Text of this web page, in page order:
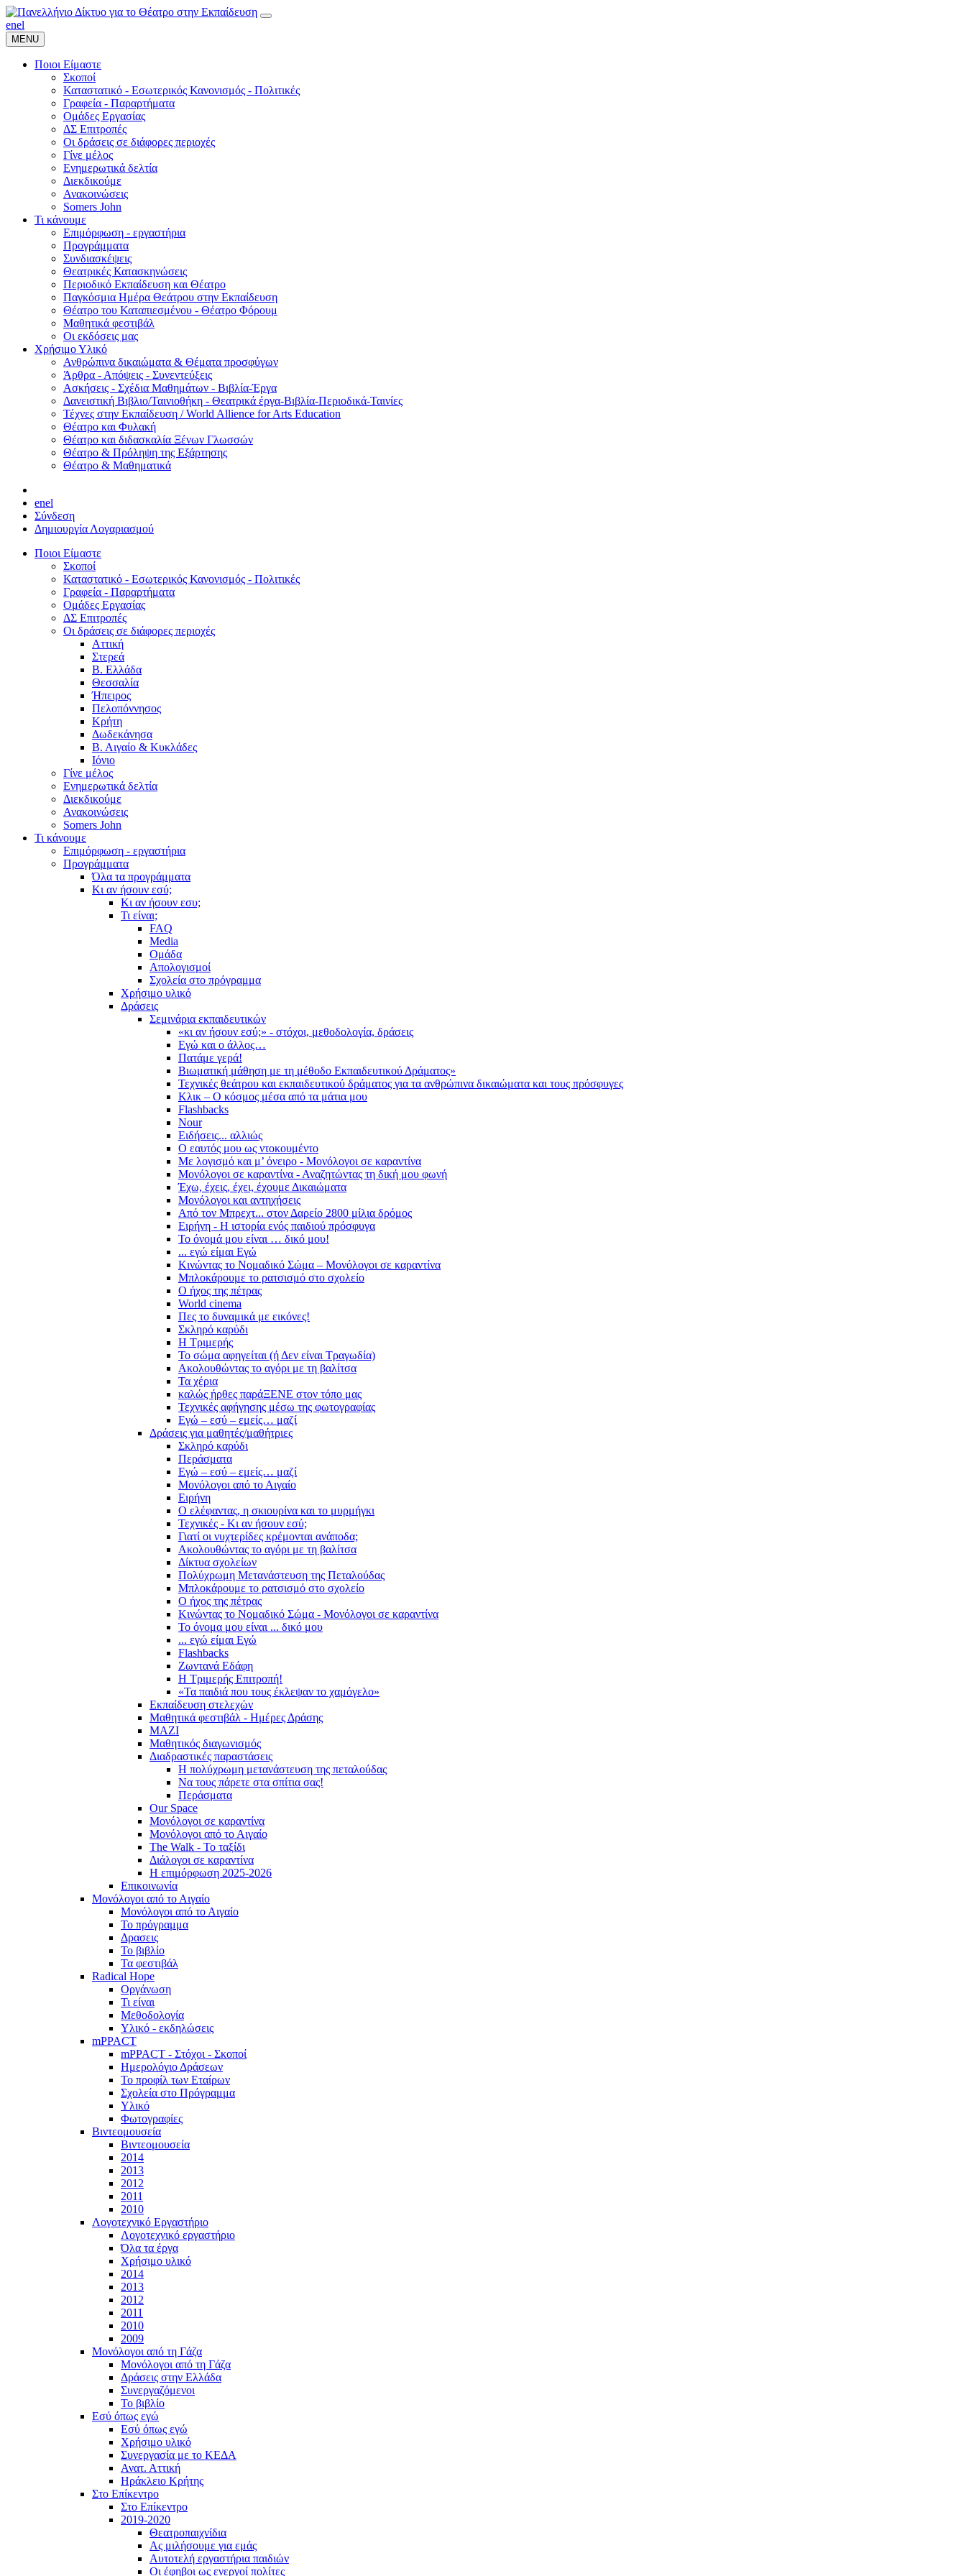
enel
MENU
Ποιοι Είμαστε
Σκοποί
Καταστατικό - Εσωτερικός Κανονισμός - Πολιτικές
Γραφεία - Παραρτήματα
Ομάδες Εργασίας
ΔΣ Επιτροπές
Οι δράσεις σε διάφορες περιοχές
Γίνε μέλος
Ενημερωτικά δελτία
Διεκδικούμε
Ανακοινώσεις
Somers John
Τι κάνουμε
Επιμόρφωση - εργαστήρια
Προγράμματα
Συνδιασκέψεις
Θεατρικές Κατασκηνώσεις
Περιοδικό Εκπαίδευση και Θέατρο
Παγκόσμια Ημέρα Θεάτρου στην Εκπαίδευση
Θέατρο του Καταπιεσμένου - Θέατρο Φόρουμ
Μαθητικά φεστιβάλ
Οι εκδόσεις μας
Χρήσιμο Υλικό
Ανθρώπινα δικαιώματα & Θέματα προσφύγων
Άρθρα - Απόψεις - Συνεντεύξεις
Ασκήσεις - Σχέδια Μαθημάτων - Βιβλία-Έργα
Δανειστική Βιβλιο/Ταινιοθήκη - Θεατρικά έργα-Βιβλία-Περιοδικά-Ταινίες
Τέχνες στην Εκπαίδευση / World Allience for Arts Education
Θέατρο και Φυλακή
Θέατρο και διδασκαλία Ξένων Γλωσσών
Θέατρο & Πρόληψη της Εξάρτησης
Θέατρο & Μαθηματικά
enel
Σύνδεση
Δημιουργία Λογαριασμού
Ποιοι Είμαστε
Σκοποί
Καταστατικό - Εσωτερικός Κανονισμός - Πολιτικές
Γραφεία - Παραρτήματα
Ομάδες Εργασίας
ΔΣ Επιτροπές
Οι δράσεις σε διάφορες περιοχές
Αττική
Στερεά
Β. Ελλάδα
Θεσσαλία
Ήπειρος
Πελοπόννησος
Κρήτη
Δωδεκάνησα
Β. Αιγαίο & Κυκλάδες
Ιόνιο
Γίνε μέλος
Ενημερωτικά δελτία
Διεκδικούμε
Ανακοινώσεις
Somers John
Τι κάνουμε
Επιμόρφωση - εργαστήρια
Προγράμματα
Όλα τα προγράμματα
Κι αν ήσουν εσύ;
Κι αν ήσουν εσυ;
Τι είναι;
FAQ
Media
Ομάδα
Απολογισμοί
Σχολεία στο πρόγραμμα
Χρήσιμο υλικό
Δράσεις
Σεμινάρια εκπαιδευτικών
«κι αν ήσουν εσύ;» - στόχοι, μεθοδολογία, δράσεις
Εγώ και ο άλλος…
Πατάμε γερά!
Βιωματική μάθηση με τη μέθοδο Εκπαιδευτικού Δράματος»
Τεχνικές θεάτρου και εκπαιδευτικού δράματος για τα ανθρώπινα δικαιώματα και τους πρόσφυγες
Κλικ – Ο κόσμος μέσα από τα μάτια μου
Flashbacks
Nour
Ειδήσεις... αλλιώς
Ο εαυτός μου ως ντοκουμέντο
Με λογισμό και μ’ όνειρο - Μονόλογοι σε καραντίνα
Μονόλογοι σε καραντίνα - Αναζητώντας τη δική μου φωνή
Έχω, έχεις, έχει, έχουμε Δικαιώματα
Μονόλογοι και αντηχήσεις
Από τον Μπρεχτ... στον Δαρείο 2800 μίλια δρόμος
Ειρήνη - Η ιστορία ενός παιδιού πρόσφυγα
Το όνομά μου είναι … δικό μου!
... εγώ είμαι Εγώ
Κινώντας το Νομαδικό Σώμα – Μονόλογοι σε καραντίνα
Μπλοκάρουμε το ρατσισμό στο σχολείο
Ο ήχος της πέτρας
World cinema
Πες το δυναμικά με εικόνες!
Σκληρό καρύδι
Η Τριμερής
Το σώμα αφηγείται (ή Δεν είναι Τραγωδία)
Ακολουθώντας το αγόρι με τη βαλίτσα
Τα χέρια
καλώς ήρθες παράΞΕΝΕ στον τόπο μας
Τεχνικές αφήγησης μέσω της φωτογραφίας
Εγώ – εσύ – εμείς… μαζί
Δράσεις για μαθητές/μαθήτριες
Σκληρό καρύδι
Περάσματα
Εγώ – εσύ – εμείς… μαζί
Μονόλογοι από το Αιγαίο
Ειρήνη
Ο ελέφαντας, η σκιουρίνα και το μυρμήγκι
Τεχνικές - Κι αν ήσουν εσύ;
Γιατί οι νυχτερίδες κρέμονται ανάποδα;
Ακολουθώντας το αγόρι με τη βαλίτσα
Δίκτυα σχολείων
Πολύχρωμη Μετανάστευση της Πεταλούδας
Μπλοκάρουμε το ρατσισμό στο σχολείο
Ο ήχος της πέτρας
Κινώντας το Νομαδικό Σώμα - Μονόλογοι σε καραντίνα
Το όνομα μου είναι ... δικό μου
... εγώ είμαι Εγώ
Flashbacks
Ζωντανά Εδάφη
Η Τριμερής Επιτροπή!
«Τα παιδιά που τους έκλεψαν το χαμόγελο»
Εκπαίδευση στελεχών
Μαθητικά φεστιβάλ - Ημέρες Δράσης
ΜΑΖΙ
Μαθητικός διαγωνισμός
Διαδραστικές παραστάσεις
Η πολύχρωμη μετανάστευση της πεταλούδας
Να τους πάρετε στα σπίτια σας!
Περάσματα
Our Space
Μονόλογοι σε καραντίνα
Μονόλογοι από το Αιγαίο
The Walk - Το ταξίδι
Διάλογοι σε καραντίνα
Η επιμόρφωση 2025-2026
Επικοινωνία
Μονόλογοι από το Αιγαίο
Μονόλογοι από το Αιγαίο
Το πρόγραμμα
Δρασεις
Το βιβλίο
Τα φεστιβάλ
Radical Hope
Οργάνωση
Τι είναι
Μεθοδολογία
Υλικό - εκδηλώσεις
mPPACT
mPPACT - Στόχοι - Σκοποί
Ημερολόγιο Δράσεων
Το προφίλ των Εταίρων
Σχολεία στο Πρόγραμμα
Υλικό
Φωτογραφίες
Βιντεομουσεία
Βιντεομουσεία
2014
2013
2012
2011
2010
Λογοτεχνικό Εργαστήριο
Λογοτεχνικό εργαστήριο
Όλα τα έργα
Χρήσιμο υλικό
2014
2013
2012
2011
2010
2009
Μονόλογοι από τη Γάζα
Μονόλογοι από τη Γάζα
Δράσεις στην Ελλάδα
Συνεργαζόμενοι
To βιβλίο
Εσύ όπως εγώ
Εσύ όπως εγώ
Χρήσιμο υλικό
Συνεργασία με το ΚΕΔΑ
Ανατ. Αττική
Ηράκλειο Κρήτης
Στο Επίκεντρο
Στο Επίκεντρο
2019-2020
Θεατροπαιχνίδια
Ας μιλήσουμε για εμάς
Αυτοτελή εργαστήρια παιδιών
Οι έφηβοι ως ενεργοί πολίτες